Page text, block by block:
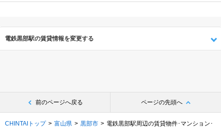
電鉄黒部駅の賃貸情報を変更する
前のページへ戻る ページの先頭へ
CHINTAIトップ 富山県 黒部市
電鉄黒部駅周辺の賃貸物件･マンション･